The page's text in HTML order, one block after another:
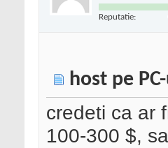
Reputatie:
host pe
credeti ca ar
100-300 $,